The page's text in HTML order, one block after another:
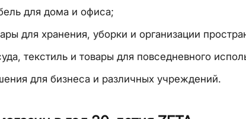
для дома и офиса;
для хранения, уборки и организации
текстиль и товары для повседневного
для бизнеса и различных учреждений.